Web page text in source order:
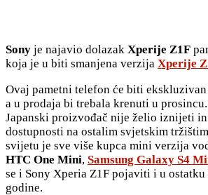
Sony je najavio dolazak Xperije Z1F
koja je u biti smanjena verzija Xperije
Ovaj pametni telefon će biti
a u prodaja bi trebala krenuti u
Japanski proizvođač nije želio iznijeti
dostupnosti na ostalim svjetskim
svijetu je sve više kupca mini verzija
HTC One Mini, Samsung Galaxy S4
se i Sony Xperia Z1F pojaviti i u
godine.